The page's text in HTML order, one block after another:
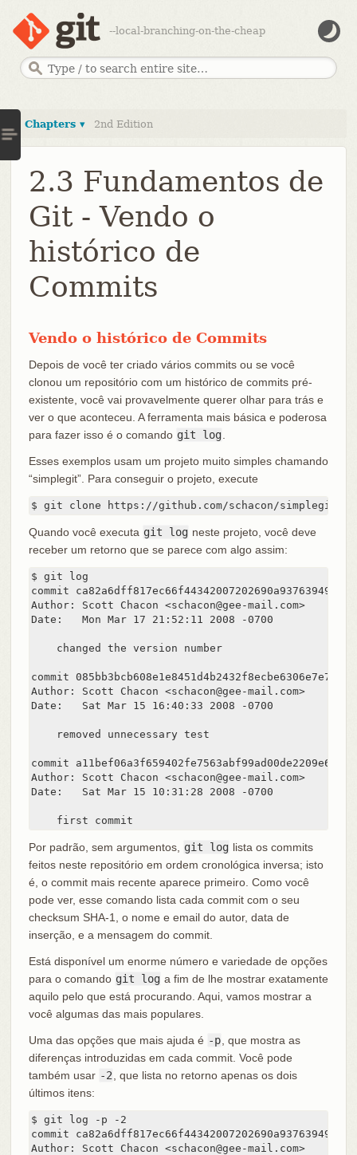
--local-branching-on-the-cheap
Chapters ▾ 2nd Edition
2.3 Fundamentos de
Git - Vendo o
histórico de
Commits
Vendo o histórico de Commits
Depois de você ter criado vários commits ou se você
clonou um repositório com um histórico de commits pré-
existente, você vai provavelmente querer olhar para trás e
ver o que aconteceu. A ferramenta mais básica e poderosa
para fazer isso é o comando git log
Esses exemplos usam um projeto muito simples chamando
“simplegit”. Para conseguir o projeto, execute
$ git clone https://github.com/schacon/simplegit-
Quando você executa git log neste projeto, você deve
receber um retorno que se parece com algo assim:
$ git log
commit ca82a6dff817ec66f44342007202690a93763949
Author: Scott Chacon <schacon@gee-mail.com>
Date:   Mon Mar 17 21:52:11 2008 -0700
    changed the version number
commit 085bb3bcb608e1e8451d4b2432f8ecbe6306e7e7
Author: Scott Chacon <schacon@gee-mail.com>
Date:   Sat Mar 15 16:40:33 2008 -0700
    removed unnecessary test
commit a11bef06a3f659402fe7563abf99ad00de2209e6
Author: Scott Chacon <schacon@gee-mail.com>
Date:   Sat Mar 15 10:31:28 2008 -0700
    first commit
Por padrão, sem argumentos, git log lista os commits
feitos neste repositório em ordem cronológica inversa; isto
é, o commit mais recente aparece primeiro. Como você
pode ver, esse comando lista cada commit com o seu
checksum SHA-1, o nome e email do autor, data de
inserção, e a mensagem do commit.
Está disponível um enorme número e variedade de opções
para o comando git log a fim de lhe mostrar exatamente
aquilo pelo que está procurando. Aqui, vamos mostrar a
você algumas das mais populares.
Uma das opções que mais ajuda é -p , que mostra as
diferenças introduzidas em cada commit. Você pode
também usar -2
, que lista no retorno apenas os dois
últimos itens:
$ git log -p -2
commit ca82a6dff817ec66f44342007202690a93763949
Author: Scott Chacon <schacon@gee-mail.com>